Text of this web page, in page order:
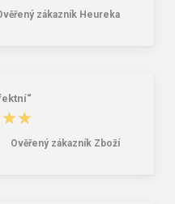
zákazník Heureka
Ověřený zákazník Zboží